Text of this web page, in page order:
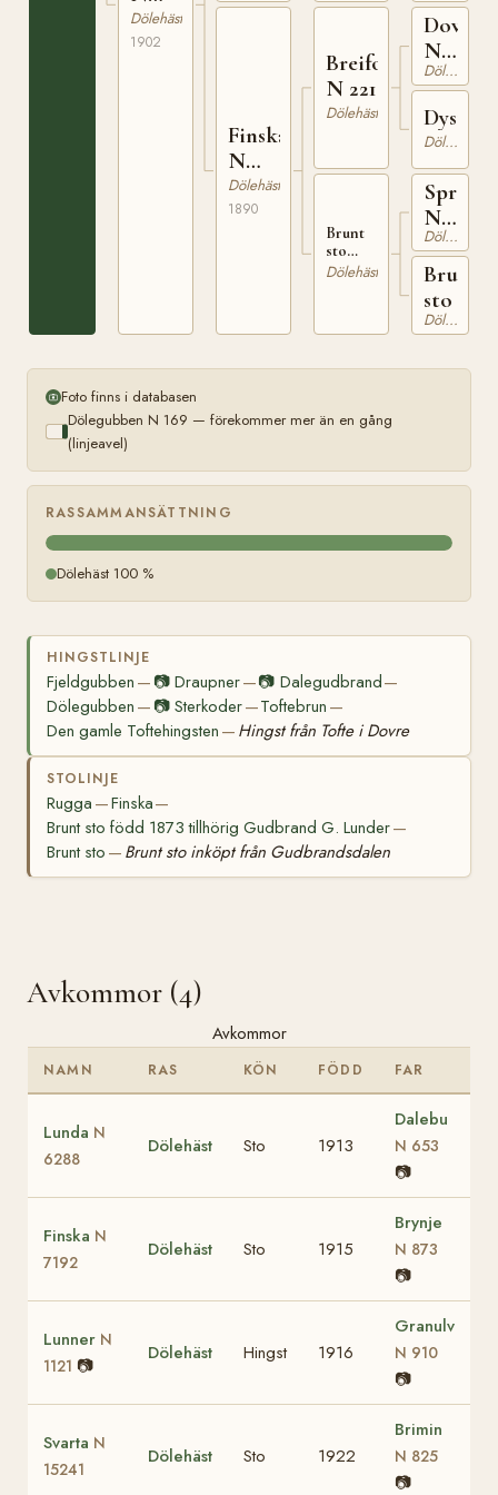
2573
Dölehäst
1902
Finska
N
472
Dölehäst
1890
Breifot
N 221
Dölehäst
Brunt
sto
född
G.
Dölehäst
I.
Blihovde
Dovre
N
130Dölehäst
Dölehäst
N
112Dölehäst
Brunt
sto
Dölehäst
Foto finns i databasen
Dölegubben N 169 — förekommer mer än en gång
(linjeavel)
RASSAMMANSÄTTNING
Dölehäst 100 %
HINGSTLINJE
Fjeldgubben — 📷Draupner—📷 Dalegudbrand—
Dölegubben — 📷Sterkoder—Toftebrun —
Den gamle Toftehingsten — Hingst från Tofte i Dovre
STOLINJE
Rugga —Finska—
Brunt sto född 1873 tillhörig Gudbrand G. Lunder—
Brunt sto — Brunt sto inköpt från Gudbrandsdalen
Avkommor (4)
Avkommor
NAMN RAS KÖN FÖDD FAR
Lunda N
6288
Dölehäst Sto 1913
Dalebu
N 653
📷
Finska N
7192
Dölehäst Sto 1915
Brynje
N 873
📷
Lunner N
1121 📷
Dölehäst Hingst 1916
Granulv
N 910
📷
Svarta N
15241
Dölehäst Sto 1922
Brimin
N 825
📷